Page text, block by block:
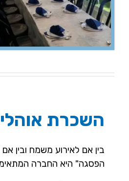
השכרת
בין אם לאירוע משמח ובין
הפסגה" היא החברה